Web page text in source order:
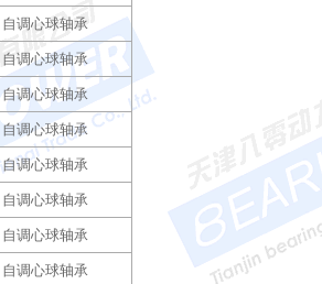
自调心球轴承
自调心球轴承
自调心球轴承
自调心球轴承
自调心球轴承
自调心球轴承
自调心球轴承
自调心球轴承